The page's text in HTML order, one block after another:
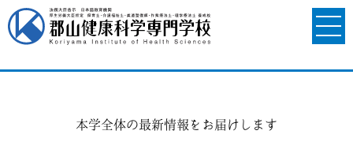
本学全体の最新情報をお届けします